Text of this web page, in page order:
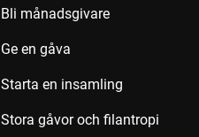
Bli månadsgivare
Ge en gåva
Starta en insamling
Stora gåvor och filantropi